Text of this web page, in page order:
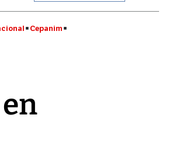
Cepanim